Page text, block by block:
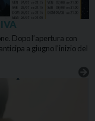
Dopo l’apertura con
a giugno l’inizio del